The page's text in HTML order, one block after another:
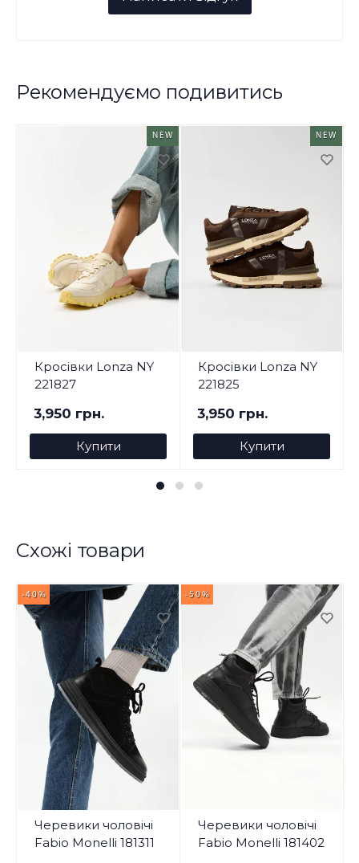
Рекомендуємо подивитись
NEW
Кросівки Lonza NY
221827
3,950 грн.
Купити
NEW
Кросівки Lonza NY
221825
3,950 грн.
Купити
Схожі товари
-40%
Черевики чоловічі
Fabio Monelli 181311
-50%
Черевики чоловічі
Fabio Monelli 181402